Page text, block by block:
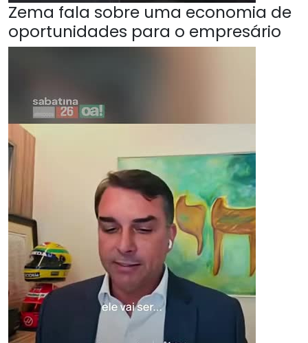
Zema fala sobre uma economia de
oportunidades para o empresário